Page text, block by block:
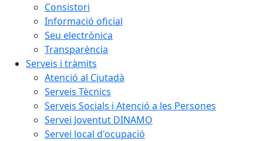
Consistori
Informació oficial
Seu electrònica
Transparència
Serveis i tràmits
Atenció al Ciutadà
Serveis Tècnics
Serveis Socials i Atenció a les Persones
Servei Joventut DINAMO
Servei local d'ocupació